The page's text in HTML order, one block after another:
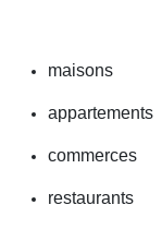
maisons
appartements
commerces
restaurants